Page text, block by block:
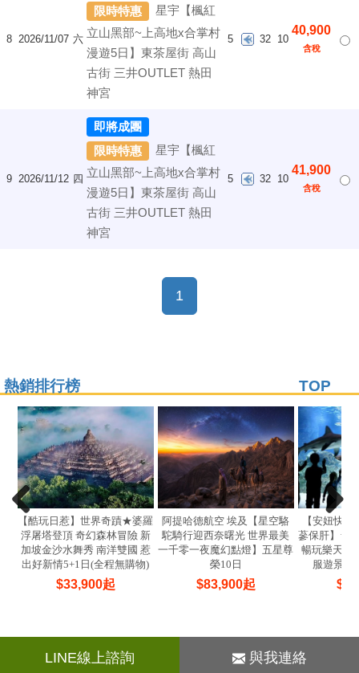
8 2026/11/07 六
限時特惠
星宇【楓紅
立山黑部~上高地x合掌村
漫遊5日】東茶屋街 高山
古街 三井OUTLET 熱田
神宮
5 32 10
40,900
含稅
9 2026/11/12 四
即將成團
限時特惠
星宇【楓紅
立山黑部~上高地x合掌村
漫遊5日】東茶屋街 高山
古街 三井OUTLET 熱田
神宮
5 32 10
41,900
含稅
1
熱銷排行榜 TOP
【酷玩日惹】世界奇蹟★婆羅
浮屠塔登頂 奇幻森林冒險 新
加坡金沙水舞秀 南洋雙國 惹
出好新情5+1日(全程無購物)
$33,900起
阿提哈德航空 埃及【星空駱
駝騎行迎西奈曙光 世界最美
一千零一夜魔幻點燈】五星尊
榮10日
$83,900起
【安妞快
蔘保肝】★
暢玩樂天世
服遊景福
$
LINE線上諮詢 與我連絡